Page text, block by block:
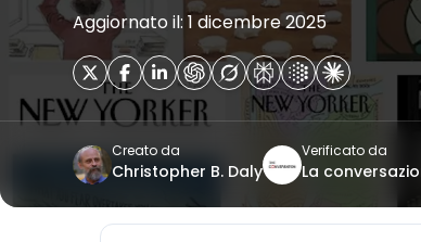
Aggiornato il: 1 dicembre 2025
Creato da
Christopher B. Daly
Verificato da
La